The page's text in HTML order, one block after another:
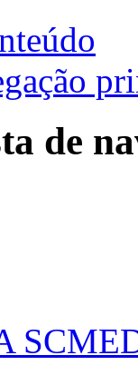
de